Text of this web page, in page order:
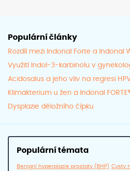
Populární články
Rozdíl mezi Indonal Forte a Indonal
Využití Indol-3-karbinolu v
Acidosalus a jeho vliv na regresi
Klimakterium u žen a Indonal
Dysplazie děložního čípku
Populární témata
Benigní hyperplazie prostaty (BHP) Cysty